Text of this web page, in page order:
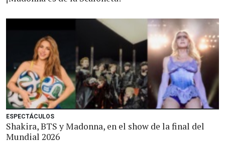
ESPECTÁCULOS
Shakira, BTS y Madonna, en el show de la final del
Mundial 2026